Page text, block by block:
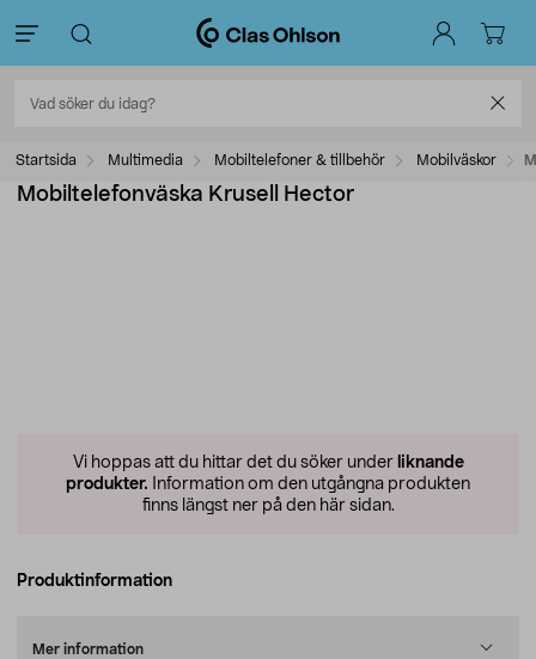
Startsida Multimedia Mobiltelefoner & tillbehör Mobilväskor
Mobiltelefonväska Krusell Hector
Vi hoppas att du hittar det du söker under liknande
produkter. Information om den utgångna produkten
finns längst ner på den här sidan.
Produktinformation
Mer information